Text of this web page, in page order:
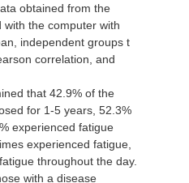
obtained from the
the computer with
independent groups t
correlation, and
that 42.9% of the
for 1-5 years, 52.3%
experienced fatigue
experienced fatigue,
throughout the day.
with a disease